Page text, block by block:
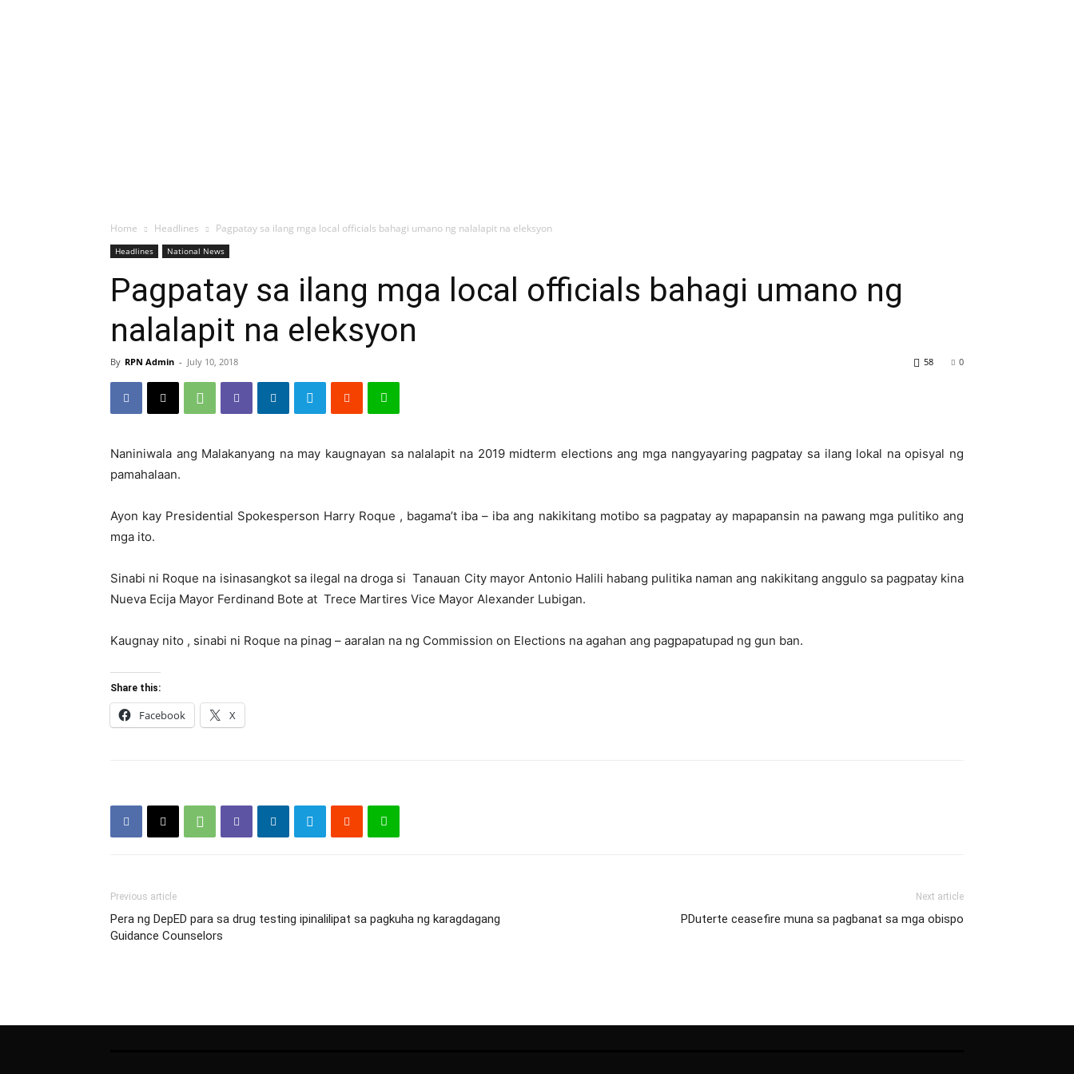
Home Headlines Pagpatay sa ilang mga local officials bahagi umano ng nalalapit na eleksyon
Headlines National News
Pagpatay sa ilang mga local officials bahagi umano ng
nalalapit na eleksyon
By RPN Admin - July 10, 2018 0
58
Naniniwala ang Malakanyang na may kaugnayan sa nalalapit na 2019 midterm elections ang mga nangyayaring pagpatay sa ilang lokal na opisyal ng
pamahalaan.
Ayon kay Presidential Spokesperson Harry Roque , bagama’t iba – iba ang nakikitang motibo sa pagpatay ay mapapansin na pawang mga pulitiko ang
mga ito.
Sinabi ni Roque na isinasangkot sa ilegal na droga si Tanauan City mayor Antonio Halili habang pulitika naman ang nakikitang anggulo sa pagpatay kina
Nueva Ecija Mayor Ferdinand Bote at Trece Martires Vice Mayor Alexander Lubigan.
Kaugnay nito , sinabi ni Roque na pinag – aaralan na ng Commission on Elections na agahan ang pagpapatupad ng gun ban.
Share this:
Facebook X
Previous article
Pera ng DepED para sa drug testing ipinalilipat sa pagkuha ng karagdagang
Guidance Counselors
Next article
PDuterte ceasefire muna sa pagbanat sa mga obispo